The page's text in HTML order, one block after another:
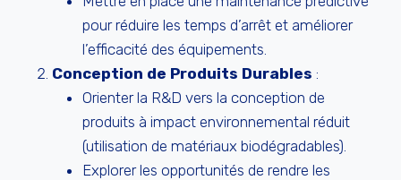
pour réduire les temps d’arrêt et améliorer
l’efficacité des équipements.
Conception de Produits Durables :
Orienter la R&D vers la conception de
produits à impact environnemental réduit
(utilisation de matériaux biodégradables).
Explorer les opportunités de rendre les